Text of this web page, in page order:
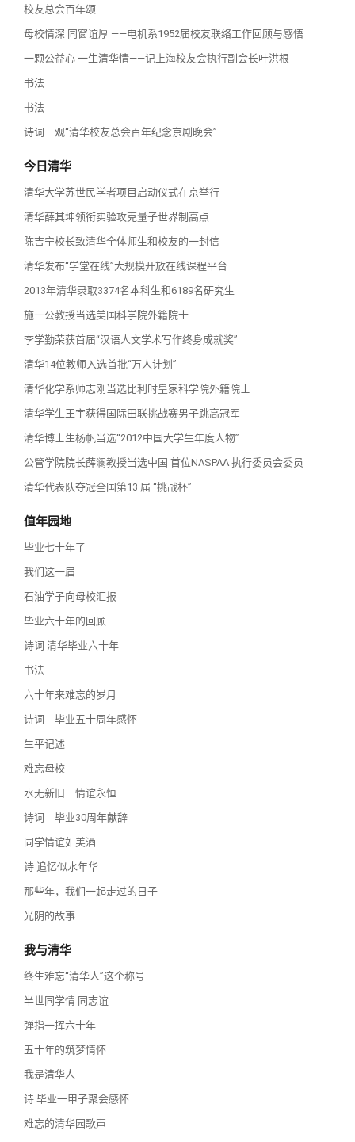
校友总会百年颂
母校情深 同窗谊厚 ——电机系1952届校友联络工作回顾与感悟
一颗公益心 一生清华情——记上海校友会执行副会长叶洪根
书法
书法
诗词 观“清华校友总会百年纪念京剧晚会”
今日清华
清华大学苏世民学者项目启动仪式在京举行
清华薛其坤领衔实验攻克量子世界制高点
陈吉宁校长致清华全体师生和校友的一封信
清华发布“学堂在线”大规模开放在线课程平台
2013年清华录取3374名本科生和6189名研究生
施一公教授当选美国科学院外籍院士
李学勤荣获首届“汉语人文学术写作终身成就奖”
清华14位教师入选首批“万人计划”
清华化学系帅志刚当选比利时皇家科学院外籍院士
清华学生王宇获得国际田联挑战赛男子跳高冠军
清华博士生杨帆当选“2012中国大学生年度人物”
公管学院院长薛澜教授当选中国 首位NASPAA 执行委员会委员
清华代表队夺冠全国第13 届 “挑战杯”
值年园地
毕业七十年了
我们这一届
石油学子向母校汇报
毕业六十年的回顾
诗词 清华毕业六十年
书法
六十年来难忘的岁月
诗词 毕业五十周年感怀
生平记述
难忘母校
水无新旧 情谊永恒
诗词 毕业30周年献辞
同学情谊如美酒
诗 追忆似水年华
那些年，我们一起走过的日子
光阴的故事
我与清华
终生难忘“清华人”这个称号
半世同学情 同志谊
弹指一挥六十年
五十年的筑梦情怀
我是清华人
诗 毕业一甲子聚会感怀
难忘的清华园歌声